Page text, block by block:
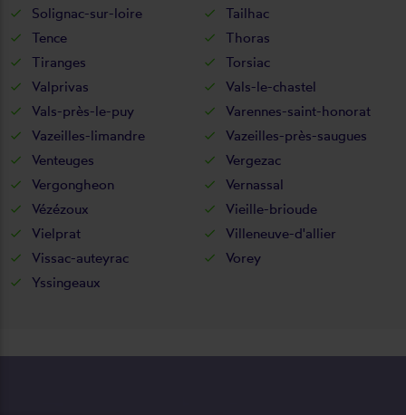
Solignac-sur-loire
Tailhac
Tence
Thoras
Tiranges
Torsiac
Valprivas
Vals-le-chastel
Vals-près-le-puy
Varennes-saint-honorat
Vazeilles-limandre
Vazeilles-près-saugues
Venteuges
Vergezac
Vergongheon
Vernassal
Vézézoux
Vieille-brioude
Vielprat
Villeneuve-d'allier
Vissac-auteyrac
Vorey
Yssingeaux